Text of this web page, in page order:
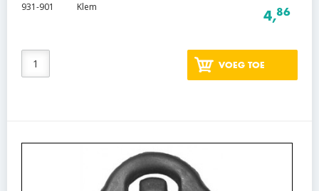
931-901 Klem
4,86
VOEG TOE